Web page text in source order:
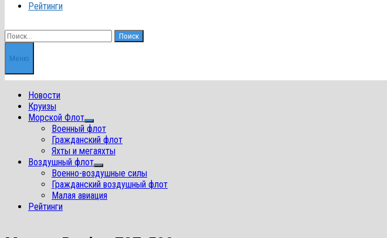
Рейтинги
Найти:
Меню
Новости
Круизы
Морской Флот
Показать
подменю
Военный флот
Гражданский флот
Яхты и мегаяхты
Воздушный флот
Показать
подменю
Военно-воздушные силы
Гражданский воздушный флот
Малая авиация
Рейтинги